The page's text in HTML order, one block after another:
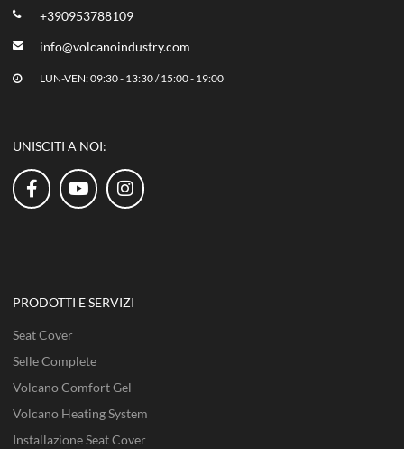
+390953788109
info@volcanoindustry.com
LUN-VEN: 09:30 - 13:30 / 15:00 - 19:00
UNISCITI A NOI:
PRODOTTI E SERVIZI
Seat Cover
Selle Complete
Volcano Comfort Gel
Volcano Heating System
Installazione Seat Cover